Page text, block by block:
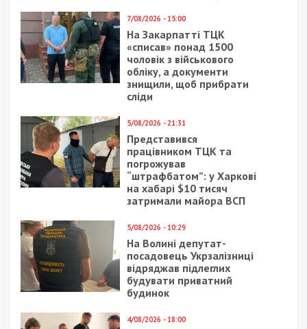
7/08/2026 - 15:00
На Закарпатті ТЦК
«списав» понад 1500
чоловік з військового
обліку, а документи
знищили, щоб прибрати
сліди
5/08/2026 - 21:31
Представився
працівником ТЦК та
погрожував
“штрафбатом”: у Харкові
на хабарі $10 тисяч
затримали майора ВСП
5/08/2026 - 10:29
На Волині депутат-
посадовець Укрзалізниці
відряджав підлеглих
будувати приватний
будинок
4/08/2026 - 18:00